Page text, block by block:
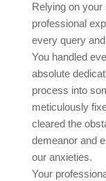
Relying on
professional
every query
You handled
absolute
process into
meticulously
cleared the
demeanor and
our anxieties.
Your